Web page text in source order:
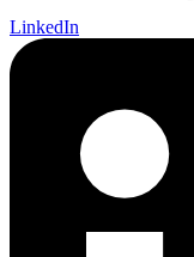
LinkedIn